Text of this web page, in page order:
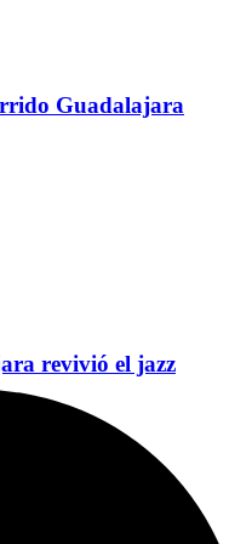
Guadalajara
revivió el jazz